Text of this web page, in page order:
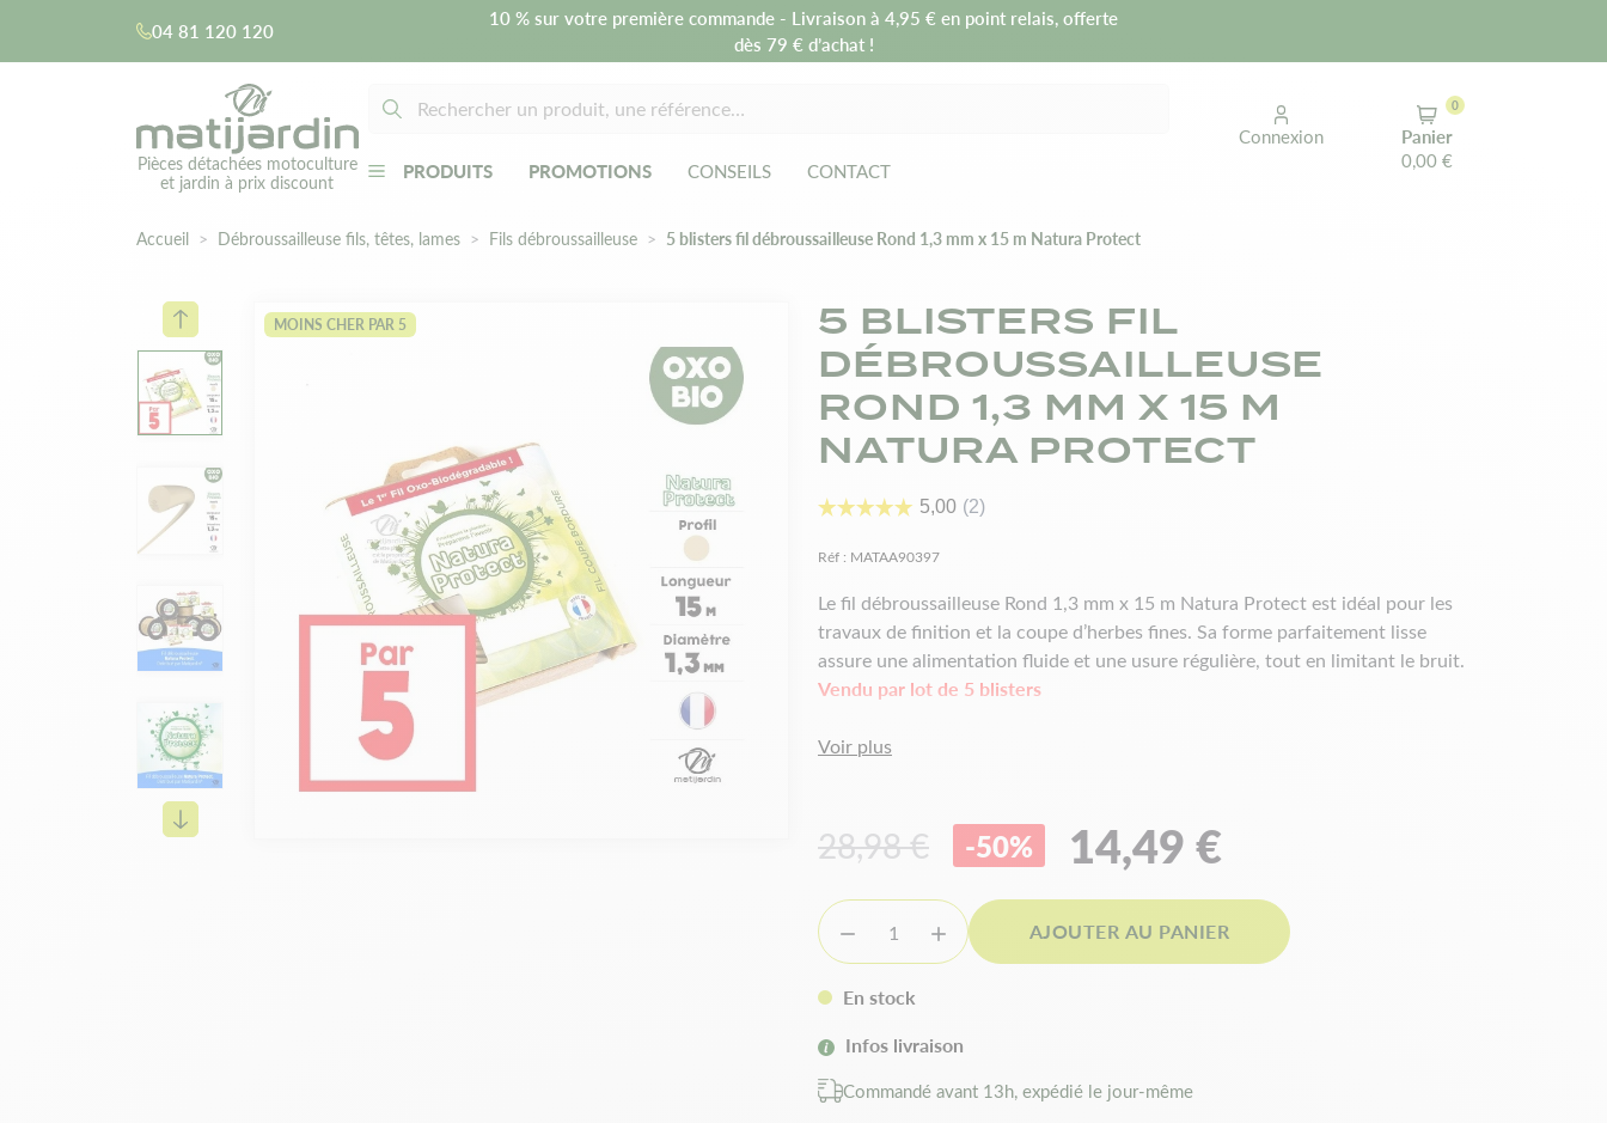
04 81 120 120
10 % sur votre première commande - Livraison à 4,95 € en point relais, offerte
dès 79 € d’achat !
Pièces détachées motoculture
et jardin à prix discount
PRODUITS PROMOTIONS CONSEILS CONTACT
Connexion
Panier
0,00 €
0
Accueil Débroussailleuse fils, têtes, lames Fils débroussailleuse 5 blisters fil débroussailleuse Rond 1,3 mm x 15 m Natura Protect
MOINS CHER PAR 5 5 BLISTERS FIL
DÉBROUSSAILLEUSE
ROND 1,3 MM X 15 M
NATURA PROTECT
Réf : MATAA90397
Le fil débroussailleuse Rond 1,3 mm x 15 m Natura Protect est idéal pour les
travaux de finition et la coupe d’herbes fines. Sa forme parfaitement lisse
assure une alimentation fluide et une usure régulière, tout en limitant le bruit.
Vendu par lot de 5 blisters
Caractéristiques techniques
Forme : Rond
Diamètre : 1,3 mm
Longueur :15 mètres
Conditionnement : 5 blisters
Herbe haute
Les avantages
débroussailleuse et une excellente résistance à l'abrasion pour les travaux
Voir plus
28,98 € -50% 14,49 €
  AJOUTER AU PANIER
En stock
Infos livraison
Commandé avant 13h, expédié le jour-même